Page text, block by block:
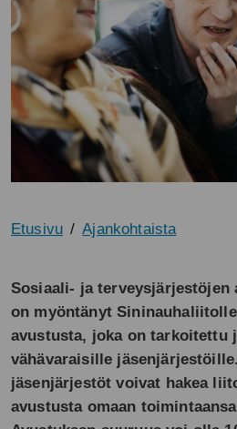
Etusivu Ajankohtaista
Sosiaali- ja terveysjärjestöjen
on myöntänyt Sininauhaliitolle
avustusta, joka on tarkoitettu
vähävaraisille
jäsenjärjestöt voivat hakea
avustusta omaan